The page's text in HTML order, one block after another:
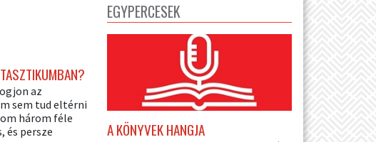
az
sem tud eltérni
három féle
és persze
EGYPERCESEK
A KÖNYVEK HANGJA